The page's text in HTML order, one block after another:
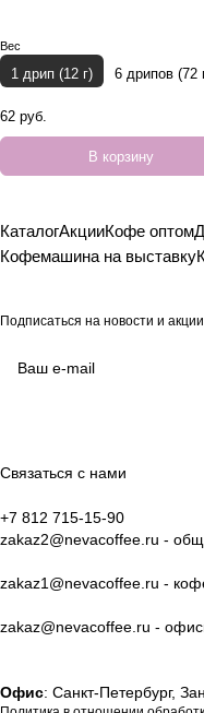
62 руб.
В корзину
Вес
1 дрип (12 г) 6 дрипов (72
КаталогАкцииКофе оптом
Кофемашина на выставку
Подписаться на новости и акции
Связаться с нами
+7 812 715-15-90
zakaz2@nevacoffee.ru -
zakaz1@nevacoffee.ru -
zakaz@nevacoffee.ru -
Офис: Санкт-Петербург,